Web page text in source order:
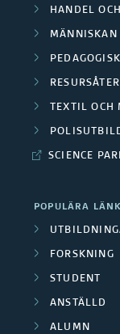
HANDEL
MÄNNISKAN
TEXTIL OCH
SCIENCE
POPULÄRA
FORSKNING
STUDENT
ANSTÄLLD
ALUMN